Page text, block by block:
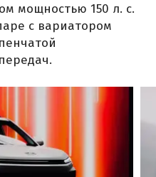
мощностью 150 л. с.
с вариатором